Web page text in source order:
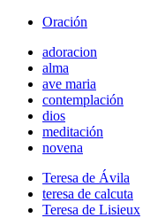
Oración
adoracion
alma
ave maria
contemplación
dios
meditación
novena
Teresa de Ávila
teresa de calcuta
Teresa de Lisieux